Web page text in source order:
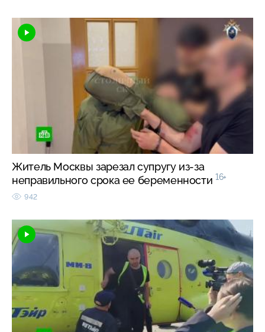
Житель Москвы зарезал супругу из-за
неправильного срока ее беременности 16+
942